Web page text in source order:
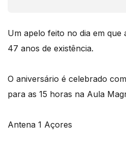
Um apelo feito no dia em que
47 anos de existência.
O aniversário é celebrado
para as 15 horas na Aula
Antena 1 Açores